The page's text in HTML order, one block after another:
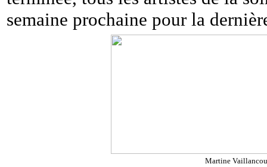
semaine prochaine pour la
Martine